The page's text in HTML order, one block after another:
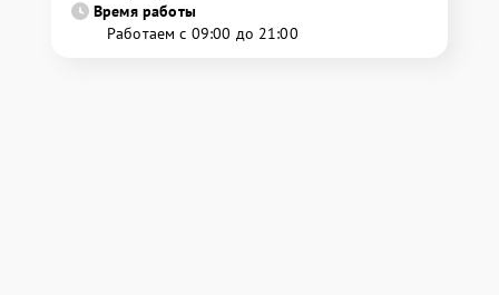
Время работы
Работаем с 09:00 до 21:00